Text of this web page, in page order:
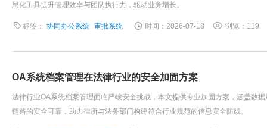
息化工具提升管理效率与团队执行力，驱动业务增长。
标签： 协同办公系统 审批系统 时间：2026-07-18 浏览：119
OA系统档案管理在法律行业的安全加固方案
法律行业OA系统档案管理面临严峻安全挑战，本文提供专业加固方案，涵盖数
链路的安全可靠，助力律所与法务部门构建符合行业规范的信息安全防线。